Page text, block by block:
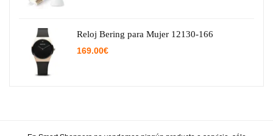
Reloj Bering para Mujer 12130-166
169.00€